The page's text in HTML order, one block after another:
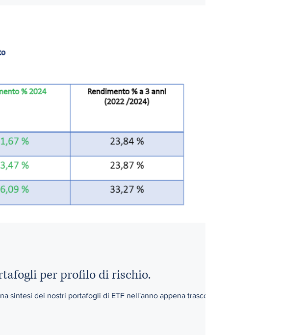
per profilo di rischio.
sintesi dei nostri portafogli di ETF nell'anno appena trascorso